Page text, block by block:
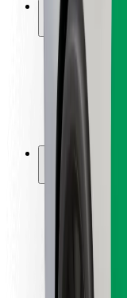
Cidades
Soluções
Aeroportos
Estações
Para
Para
Bolt Food